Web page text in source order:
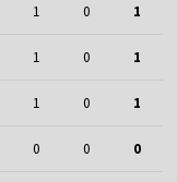
1 0 1
1 0 1
1 0 1
0 0 0